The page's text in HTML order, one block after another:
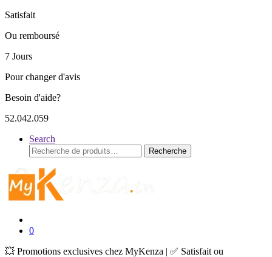
Satisfait
Ou remboursé
7 Jours
Pour changer d'avis
Besoin d'aide?
52.042.059
Search
Recherche
pour :
Recherche
0
💥 Promotions exclusives chez MyKenza | ✅ Satisfait ou